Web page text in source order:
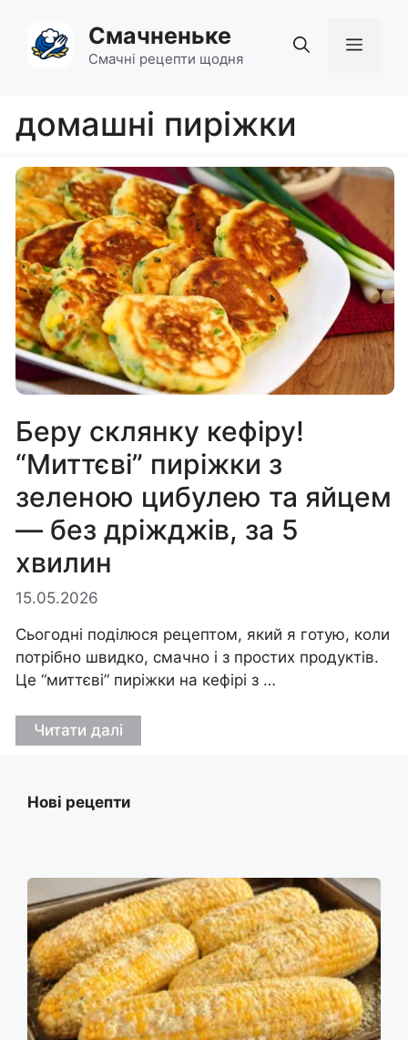
вмісту
Смачненьке
Смачні рецепти щодня
домашні пиріжки
Беру склянку кефіру!
“Миттєві” пиріжки з
зеленою цибулею та яйцем
— без дріжджів, за 5
хвилин
15.05.2026
Сьогодні поділюся рецептом, який я готую, коли
потрібно швидко, смачно і з простих продуктів.
Це “миттєві” пиріжки на кефірі з …
Читати далі
Нові рецепти